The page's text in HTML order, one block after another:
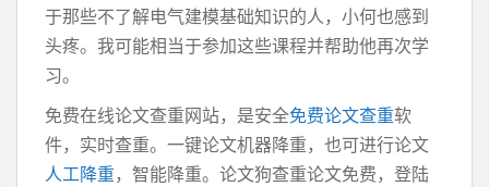
于那些不了解电气建模基础知识的人，小何也感到
头疼。我可能相当于参加这些课程并帮助他再次学
习。
免费在线论文查重网站，是安全免费论文查重软
件，实时查重。一键论文机器降重，也可进行论文
人工降重，智能降重。论文狗查重论文免费，登陆